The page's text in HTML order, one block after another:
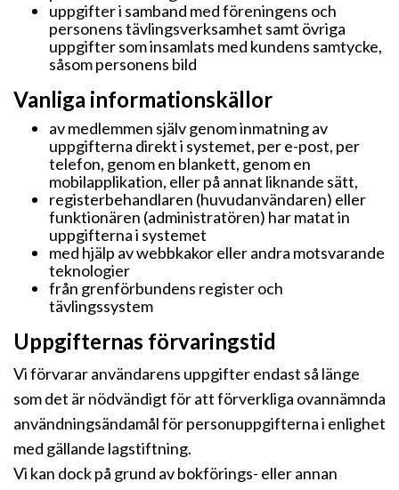
uppgifter i samband med föreningens och
personens tävlingsverksamhet samt övriga
uppgifter som insamlats med kundens samtycke,
såsom personens bild
Vanliga informationskällor
av medlemmen själv genom inmatning av
uppgifterna direkt i systemet, per e-post, per
telefon, genom en blankett, genom en
mobilapplikation, eller på annat liknande sätt,
registerbehandlaren (huvudanvändaren) eller
funktionären (administratören) har matat in
uppgifterna i systemet
med hjälp av webbkakor eller andra motsvarande
teknologier
från grenförbundens register och
tävlingssystem
Uppgifternas förvaringstid
Vi förvarar användarens uppgifter endast så länge
som det är nödvändigt för att förverkliga ovannämnda
användningsändamål för personuppgifterna i enlighet
med gällande lagstiftning.
Vi kan dock på grund av bokförings- eller annan